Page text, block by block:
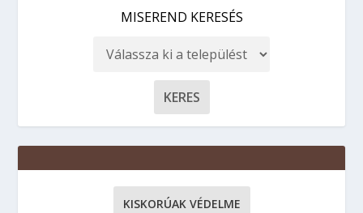
MISEREND KERESÉS
KISKORÚAK VÉDELME